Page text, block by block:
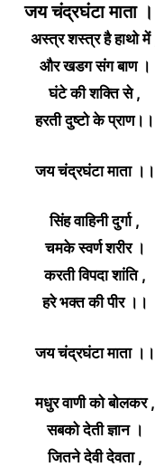
जय चंद्रघंटा माता
अस्त्र शस्त्र है हाथो में
और खडग संग बाण ।
घंटे की शक्ति से ,
हरती दुष्टो के प्राण।।
जय चंद्रघंटा माता ।।
सिंह वाहिनी दुर्गा ,
चमके स्वर्ण शरीर ।
करती विपदा शांति ,
हरे भक्त की पीर ।।
जय चंद्रघंटा माता ।।
मधुर वाणी को बोलकर ,
सबको देती ज्ञान ।
जितने देवी देवता ,